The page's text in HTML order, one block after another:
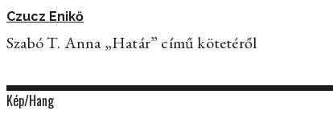
Czucz Enikő
Szabó T. Anna „Határ” című kötetéről
Kép/Hang